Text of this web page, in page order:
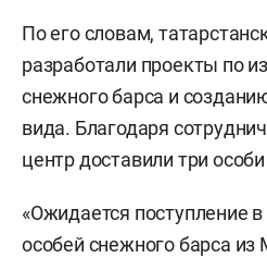
По его словам,
разработали проекты по
снежного барса и
вида. Благодаря
центр доставили три
«Ожидается поступление
особей снежного барса из